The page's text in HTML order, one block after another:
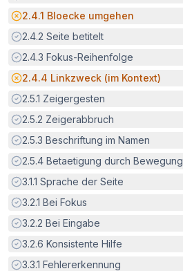
Potenzielle Barriere:
2.4.1 Bloecke umgehen
Erfüllt:
2.4.2 Seite betitelt
Erfüllt:
2.4.3 Fokus-Reihenfolge
Potenzielle Barriere:
2.4.4 Linkzweck (im Kontext)
Erfüllt:
2.5.1 Zeigergesten
Erfüllt:
2.5.2 Zeigerabbruch
Erfüllt:
2.5.3 Beschriftung im Namen
Erfüllt:
2.5.4 Betaetigung durch Bewegung
Erfüllt:
3.1.1 Sprache der Seite
Erfüllt:
3.2.1 Bei Fokus
Erfüllt:
3.2.2 Bei Eingabe
Erfüllt:
3.2.6 Konsistente Hilfe
Erfüllt:
3.3.1 Fehlererkennung